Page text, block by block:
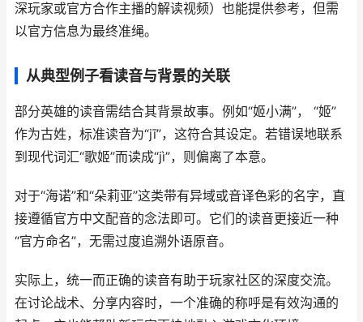
深玩家或官方合作主播的解读视频）也能提供参考，但需
以官方信息为最终准绳。
从典型例子看读音与背景的关联
部分英雄的读音需结合其背景故事。例如“姬小满”， “姬”
作为古姓，标准读音为“jī”，这符合其设定。若错误地联系
到现代词汇“歌姬”而读成“jì”，则偏离了本意。
对于“海诺”和“朵莉亚”这类带有异域或音译色彩的名字，直
接遵循官方中文配音的念法即可。它们的读音更接近一种
“官方命名”，无需过度追溯外语原音。
实际上，统一而正确的读音有助于玩家社区的深度交流。
在讨论战术、分享内容时，一个准确的称呼是有效沟通的